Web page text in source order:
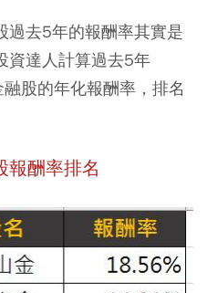
過去5年的報酬率其實是
資達人計算過去5年
股的年化報酬率，排名
酬率排名